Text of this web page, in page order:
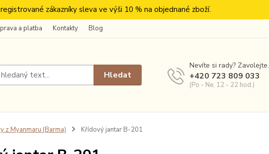
zákazníky sleva ve výši 10 % na objednané zboží.
a platba Kontakty Blog
Hledat
Nevíte si rady? Zavolejte.
+420 723 809 033
(Po - Ne, 12 - 22 hod.)
z Myanmaru (Barma) Křídový jantar B-201